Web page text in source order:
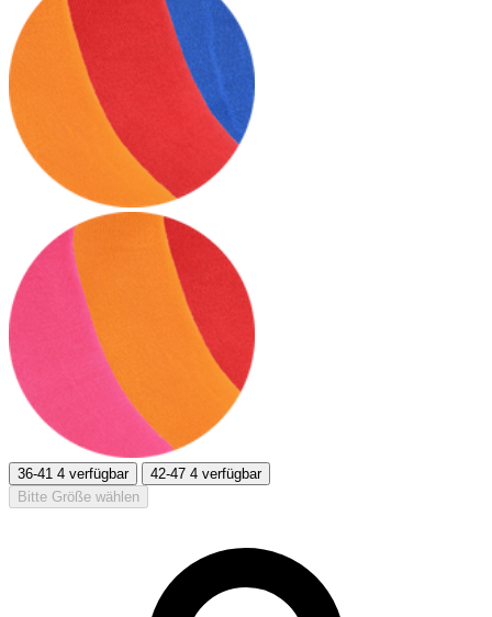
36-41 4 verfügbar 42-47 4 verfügbar
Bitte Größe wählen